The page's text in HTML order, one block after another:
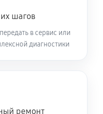
шагов
в сервис или
диагностики
ремонт